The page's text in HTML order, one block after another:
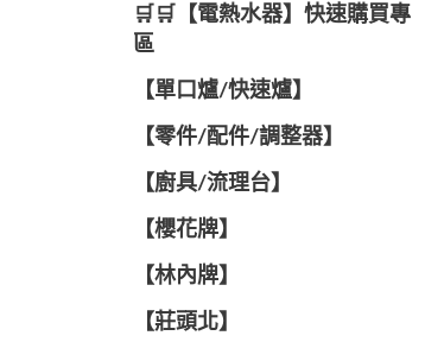
🛒🛒【電熱水器】快速購買專
區
【單口爐/快速爐】
【零件/配件/調整器】
【廚具/流理台】
【櫻花牌】
【林內牌】
【莊頭北】